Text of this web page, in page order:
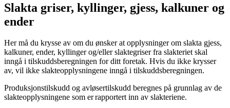
Slakta griser, kyllinger, gjess, kalkuner og
ender
Her må du krysse av om du ønsker at opplysninger om slakta gjess,
kalkuner, ender, kyllinger og/eller slaktegriser fra slakteriet skal
inngå i tilskuddsberegningen for ditt foretak. Hvis du ikke krysser
av, vil ikke slakteopplysningene inngå i tilskuddsberegningen.
Produksjonstilskudd og avløsertilskudd beregnes på grunnlag av de
slakteopplysningene som er rapportert inn av slakteriene.